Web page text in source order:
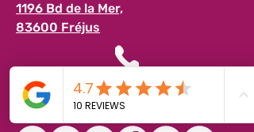
1196 Bd de la Mer,
83600 Fréjus
04 94 17 63 63